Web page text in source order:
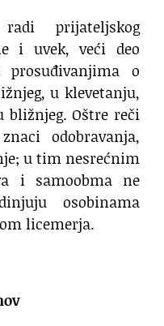
prijateljskog
i uvek, veći deo
o
u klevetanju,
Oštre reči
odobravanja,
u tim nesrećnim
i samoobma ne
osobinama
licemerja.